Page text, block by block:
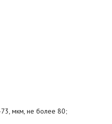
мкм, не более 80;